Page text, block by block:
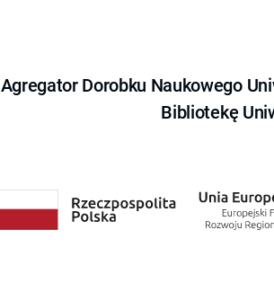
Agregator Dorobku Naukowego
Bibliotekę